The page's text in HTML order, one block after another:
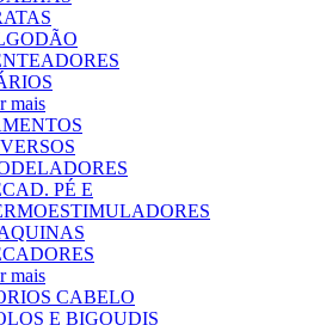
mais
PÉ E
mais
CABELO
E BIGOUDIS